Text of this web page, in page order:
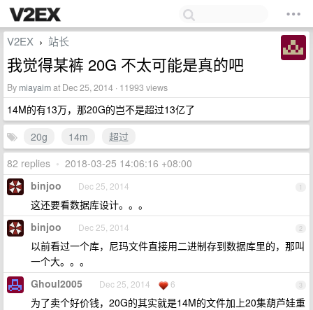
V2EX › 站长
我觉得某裤 20G 不太可能是真的吧
By miayaimat Dec 25, 2014 · 11993 views
14M的有13万，那20G的岂不是超过13亿了
20g
14m
超过
82 replies • 2018-03-25 14:06:16 +08:00
1
binjoo Dec 25, 2014
这还要看数据库设计。。。
2
binjoo Dec 25, 2014
以前看过一个库，尼玛文件直接用二进制存到数据库里的，那叫
一个大。。。
3
Ghoul2005 Dec 25, 2014 6
为了卖个好价钱，20G的其实就是14M的文件加上20集葫芦娃重